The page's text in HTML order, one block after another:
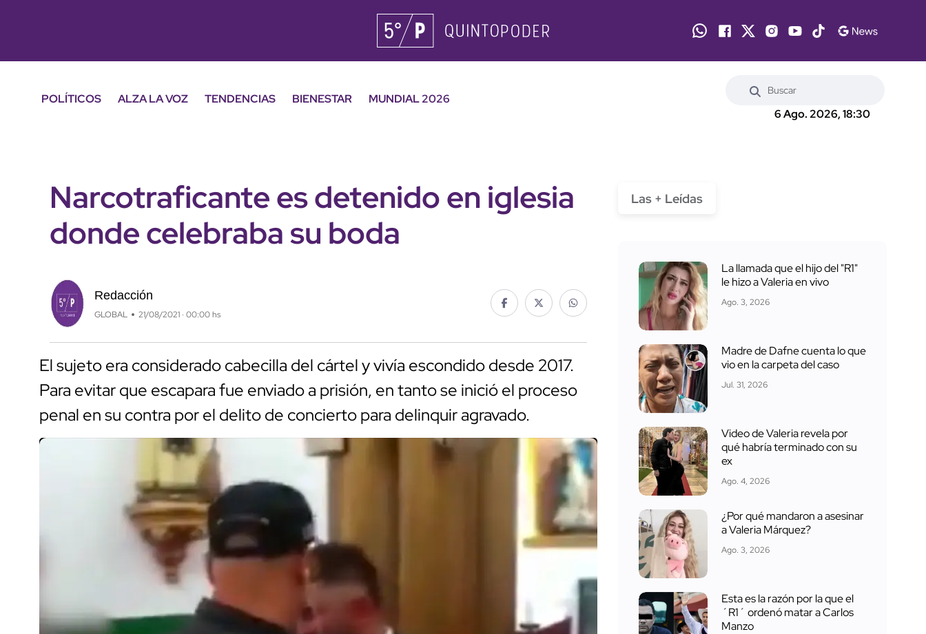
POLÍTICOS ALZA LA VOZ TENDENCIAS BIENESTAR
MUNDIAL 2026
6 Ago. 2026, 18:30
Narcotraficante es detenido en iglesia
donde celebraba su boda
Redacción
GLOBAL 21/08/2021 · 00:00 hs
El sujeto era considerado cabecilla del cártel y vivía escondido desde 2017.
Para evitar que escapara fue enviado a prisión, en tanto se inició el proceso
penal en su contra por el delito de concierto para delinquir agravado.
Las + Leídas
La llamada que el hijo del "R1"
le hizo a Valeria en vivo
Ago. 3, 2026
Madre de Dafne cuenta lo que
vio en la carpeta del caso
Jul. 31, 2026
Video de Valeria revela por
qué habría terminado con su
ex
Ago. 4, 2026
¿Por qué mandaron a asesinar
a Valeria Márquez?
Ago. 3, 2026
Esta es la razón por la que el
´R1´ ordenó matar a Carlos
Manzo